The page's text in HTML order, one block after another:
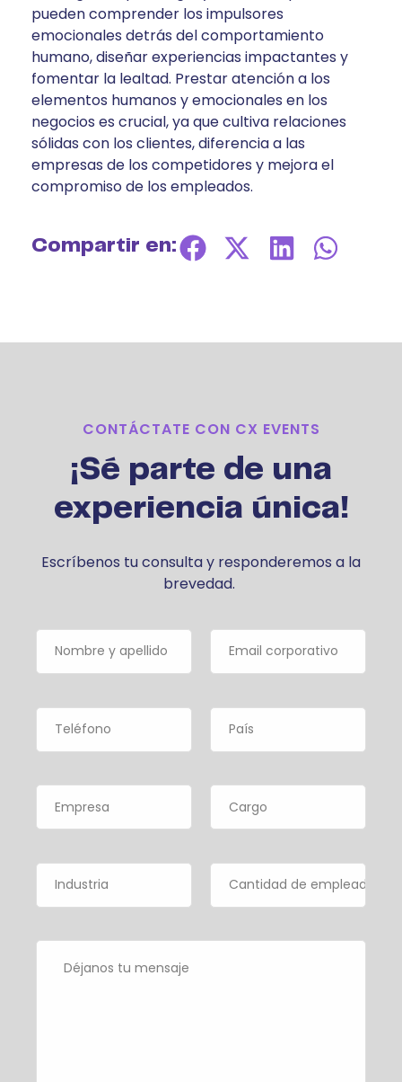
pueden comprender los impulsores
emocionales detrás del comportamiento
humano, diseñar experiencias impactantes y
fomentar la lealtad. Prestar atención a los
elementos humanos y emocionales en los
negocios es crucial, ya que cultiva relaciones
sólidas con los clientes, diferencia a las
empresas de los competidores y mejora el
compromiso de los empleados.
Compartir en:
CONTÁCTATE CON CX EVENTS
¡Sé parte de una
experiencia única!
Escríbenos tu consulta y responderemos a la
brevedad.